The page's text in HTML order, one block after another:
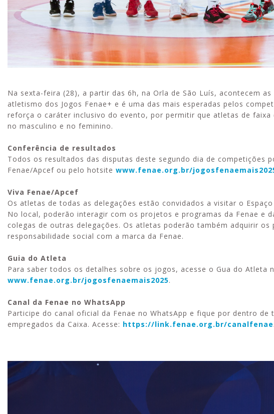
Na sexta-feira (28), a partir das 6h, na Orla de São Luís, acontecem
atletismo dos Jogos Fenae+ e é uma das mais esperadas pelos
reforça o caráter inclusivo do evento, por permitir que atletas de
no masculino e no feminino.
Conferência de resultados
Todos os resultados das disputas deste segundo dia de competições
Fenae/Apcef ou pelo hotsite www.fenae.org.br/
Viva Fenae/Apcef
Os atletas de todas as delegações estão convidados a visitar o
No local, poderão interagir com os projetos e programas da Fenae e
colegas de outras delegações. Os atletas poderão também adquirir
responsabilidade social com a marca da Fenae.
Guia do Atleta
Para saber todos os detalhes sobre os jogos, acesse o Gua do Atleta
www.fenae.org.br/jogosfenaemais2025.
Canal da Fenae no WhatsApp
Participe do canal oficial da Fenae no WhatsApp e fique por dentro
empregados da Caixa. Acesse: https://link.fenae.org.br/canalfenae